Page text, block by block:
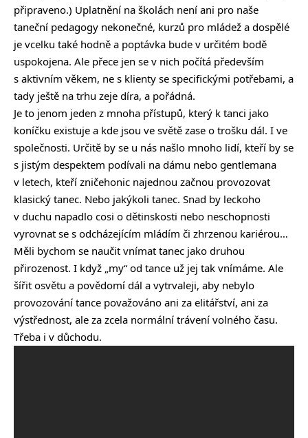
připraveno.) Uplatnění na školách není ani pro naše
taneční pedagogy nekonečné, kurzů pro mládež a dospělé
je vcelku také hodně a poptávka bude v určitém bodě
uspokojena. Ale přece jen se v nich počítá především
s aktivním věkem, ne s klienty se specifickými potřebami, a
tady ještě na trhu zeje díra, a pořádná.
Je to jenom jeden z mnoha přístupů, který k tanci jako
koníčku existuje a kde jsou ve světě zase o trošku dál. I ve
společnosti. Určitě by se u nás našlo mnoho lidí, kteří by se
s jistým despektem podívali na dámu nebo gentlemana
v letech, kteří zničehonic najednou začnou provozovat
klasický tanec. Nebo jakýkoli tanec. Snad by leckoho
v duchu napadlo cosi o dětinskosti nebo neschopnosti
vyrovnat se s odcházejícím mládím či zhrzenou kariérou…
Měli bychom se naučit vnímat tanec jako druhou
přirozenost. I když „my“ od tance už jej tak vnímáme. Ale
šířit osvětu a povědomí dál a vytrvaleji, aby nebylo
provozování tance považováno ani za elitářství, ani za
výstřednost, ale za zcela normální trávení volného času.
Třeba i v důchodu.